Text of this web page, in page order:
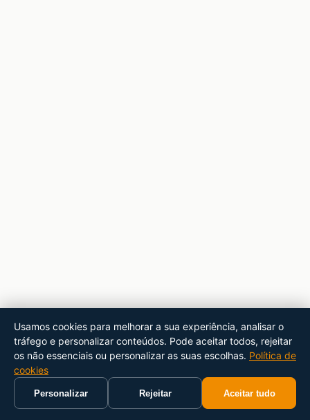
Usamos cookies para melhorar a sua experiência, analisar o
tráfego e personalizar conteúdos. Pode aceitar todos, rejeitar
os não essenciais ou personalizar as suas escolhas. Política de
cookies
Personalizar Rejeitar Aceitar tudo